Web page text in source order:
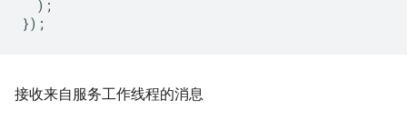
);
});
接收来自服务工作线程的消息